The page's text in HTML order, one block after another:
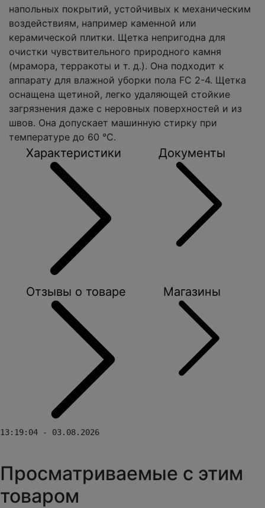
напольных покрытий, устойчивых к механическим
воздействиям, например каменной или
керамической плитки. Щетка непригодна для
очистки чувствительного природного камня
(мрамора, терракоты и т. д.). Она подходит к
аппарату для влажной уборки пола FC 2-4. Щетка
оснащена щетиной, легко удаляющей стойкие
загрязнения даже с неровных поверхностей и из
швов. Она допускает машинную стирку при
температуре до 60 °C.
Характеристики Документы
Отзывы о товаре Магазины
13:19:04 - 03.08.2026
Просматриваемые с этим
товаром